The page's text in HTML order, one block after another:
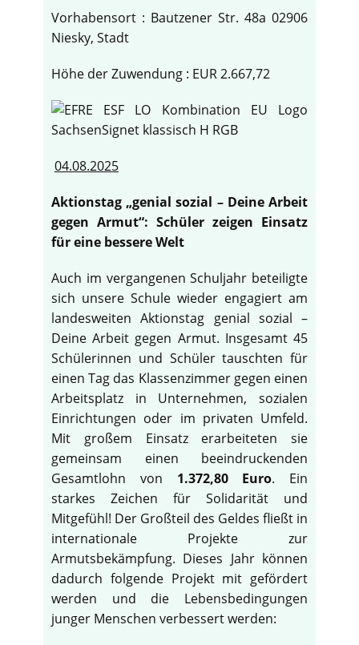
Vorhabensort : Bautzener Str. 48a 02906
Niesky, Stadt
Höhe der Zuwendung : EUR 2.667,72
04.08.2025
Aktionstag „genial sozial – Deine Arbeit
gegen Armut“: Schüler zeigen Einsatz
für eine bessere Welt
Auch im vergangenen Schuljahr beteiligte
sich unsere Schule wieder engagiert am
landesweiten Aktionstag genial sozial –
Deine Arbeit gegen Armut. Insgesamt 45
Schülerinnen und Schüler tauschten für
einen Tag das Klassenzimmer gegen einen
Arbeitsplatz in Unternehmen, sozialen
Einrichtungen oder im privaten Umfeld.
Mit großem Einsatz erarbeiteten sie
gemeinsam einen beeindruckenden
Gesamtlohn von 1.372,80 Euro. Ein
starkes Zeichen für Solidarität und
Mitgefühl! Der Großteil des Geldes fließt in
internationale Projekte zur
Armutsbekämpfung. Dieses Jahr können
dadurch folgende Projekt mit gefördert
werden und die Lebensbedingungen
junger Menschen verbessert werden: